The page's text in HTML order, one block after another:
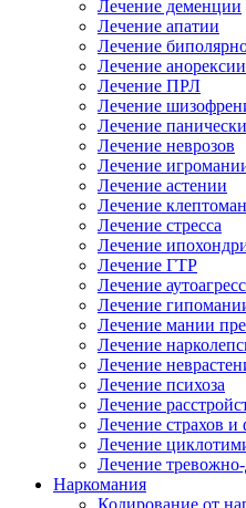
Лечение деменции
Лечение апатии
Лечение
Лечение анорексии
Лечение ПРЛ
Лечение
Лечение
Лечение неврозов
Лечение
Лечение астении
Лечение
Лечение стресса
Лечение
Лечение ГТР
Лечение
Лечение
Лечение мании
Лечение
Лечение
Лечение психоза
Лечение
Лечение страхов и
Лечение
Лечение тревожно-
Наркомания
Кодирование от